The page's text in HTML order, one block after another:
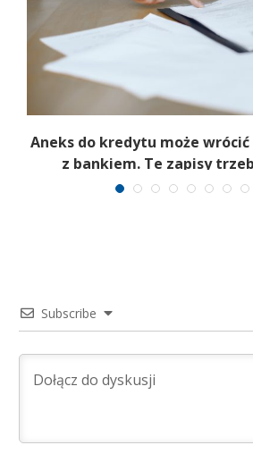
Aneks do kredytu może wrócić
z bankiem. Te zapisy
Subscribe